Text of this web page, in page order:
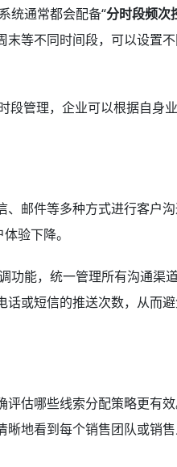
系统通常都会配备“分时段频次
等不同时间段，可以设置
段管理，企业可以根据自身
邮件等多种方式进行客户
验下降。
功能，统一管理所有沟通渠
或短信的推送次数，从而
估哪些线索分配策略更有效
地看到每个销售团队或销